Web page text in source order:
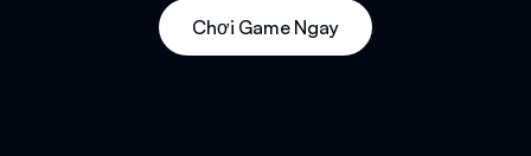
Chơi Game Ngay